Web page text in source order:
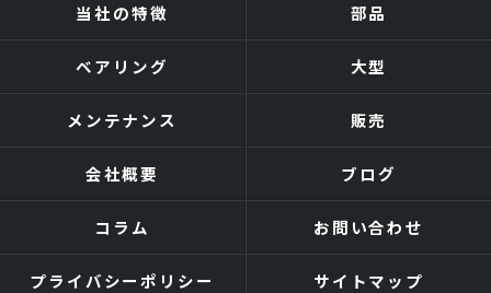
当社の特徴 部品
ベアリング 大型
メンテナンス 販売
会社概要 ブログ
コラム お問い合わせ
プライバシーポリシー サイトマップ